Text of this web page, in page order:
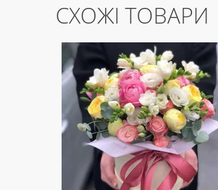
СХОЖІ ТОВАРИ